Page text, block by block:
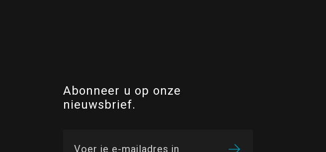
Abonneer u op onze
nieuwsbrief.